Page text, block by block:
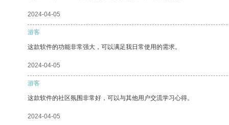
2024-04-05
游客
这款软件的功能非常强大，可以满足我日常使用的需求。
2024-04-05
游客
这款软件的社区氛围非常好，可以与其他用户交流学习心得。
2024-04-05